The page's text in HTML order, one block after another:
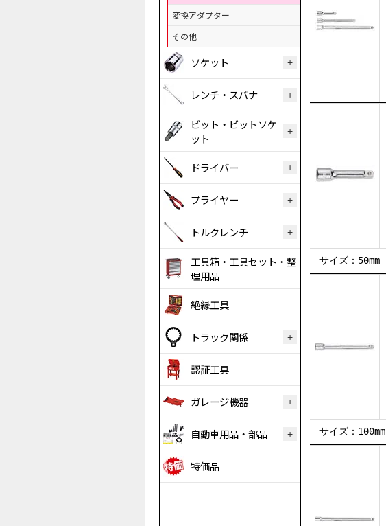
変換アダプター
その他
ソケット
レンチ・スパナ
ビット・ビットソケ
ット
ドライバー
プライヤー
トルクレンチ
工具箱・工具セット・整
理用品
絶縁工具
トラック関係
認証工具
ガレージ機器
自動車用品・部品
特価品
サイズ：50mm
サイズ：100mm